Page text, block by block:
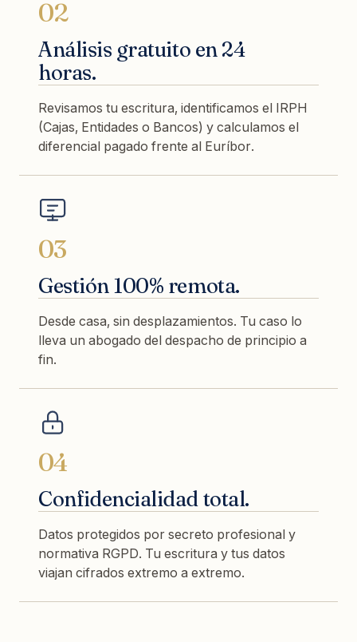
02
Análisis gratuito en 24
horas.
Revisamos tu escritura, identificamos el IRPH
(Cajas, Entidades o Bancos) y calculamos el
diferencial pagado frente al Euríbor.
03
Gestión 100% remota.
Desde casa, sin desplazamientos. Tu caso lo
lleva un abogado del despacho de principio a
fin.
04
Confidencialidad total.
Datos protegidos por secreto profesional y
normativa RGPD. Tu escritura y tus datos
viajan cifrados extremo a extremo.